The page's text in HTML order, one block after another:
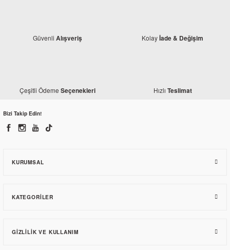
RKS Pollo 50 Ön Basamak Plastiği
558,62 TL
Güvenli Alışveriş Kolayİade & Değişim
Çeşitli Ödeme Seçenekleri Hızlı Teslimat
Bizi Takip Edin!
KURUMSAL
KATEGORILER
GIZLILIK VE KULLANIM